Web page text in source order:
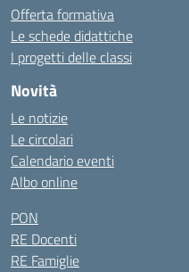
Offerta formativa
Le schede didattiche
I progetti delle classi
Novità
Le notizie
Le circolari
Calendario eventi
Albo online
PON
RE Docenti
RE Famiglie